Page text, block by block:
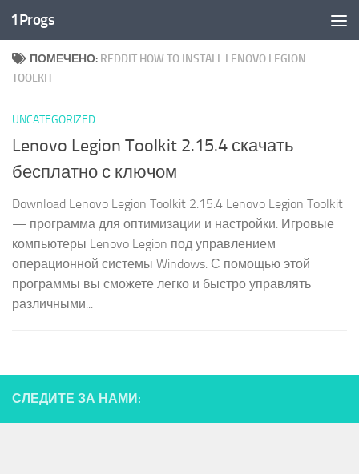
Перейти к содержимому
1Progs
ПОМЕЧЕНО: REDDIT HOW TO INSTALL LENOVO LEGION
TOOLKIT
UNCATEGORIZED
Lenovo Legion Toolkit 2.15.4 скачать
бесплатно с ключом
Download Lenovo Legion Toolkit 2.15.4 Lenovo Legion Toolkit
— программа для оптимизации и настройки. Игровые
компьютеры Lenovo Legion под управлением
операционной системы Windows. С помощью этой
программы вы сможете легко и быстро управлять
различными...
СЛЕДИТЕ ЗА НАМИ: